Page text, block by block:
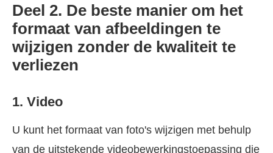
Deel 2. De beste manier om het
formaat van afbeeldingen te
wijzigen zonder de kwaliteit te
verliezen
1. Video
U kunt het formaat van foto's wijzigen met behulp
van de uitstekende videobewerkingstoepassing die